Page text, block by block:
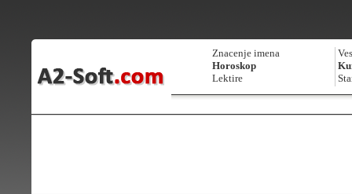
Znacenje imena
Horoskop
Lektire